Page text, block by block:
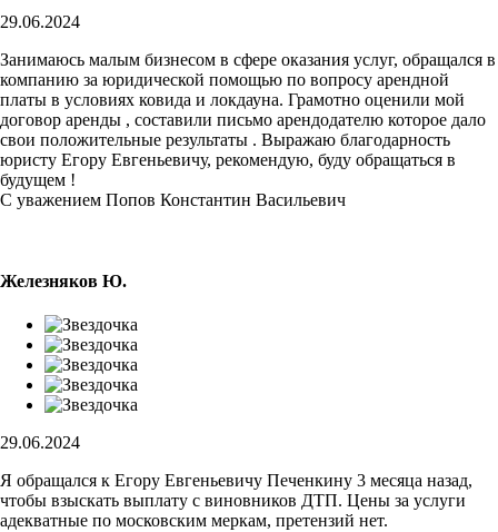
29.06.2024
Занимаюсь малым бизнесом в сфере оказания услуг, обращался в
компанию за юридической помощью по вопросу арендной
платы в условиях ковида и локдауна. Грамотно оценили мой
договор аренды , составили письмо арендодателю которое дало
свои положительные результаты . Выражаю благодарность
юристу Егору Евгеньевичу, рекомендую, буду обращаться в
будущем !
С уважением Попов Константин Васильевич
Железняков Ю.
29.06.2024
Я обращался к Егору Евгеньевичу Печенкину 3 месяца назад,
чтобы взыскать выплату с виновников ДТП. Цены за услуги
адекватные по московским меркам, претензий нет.